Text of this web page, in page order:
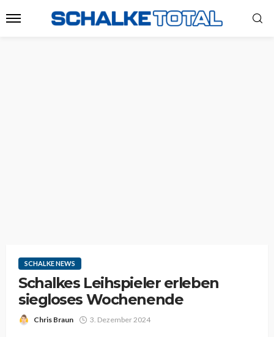
SCHALKE NEWS
Schalkes Leihspieler erleben
siegloses Wochenende
Chris Braun 3. Dezember 2024